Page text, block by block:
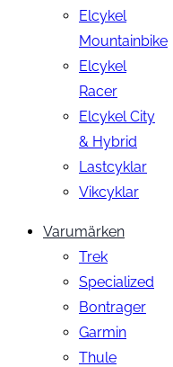
Elcykel
Mountainbike
Elcykel
Racer
Elcykel City
& Hybrid
Lastcyklar
Vikcyklar
Varumärken
Trek
Specialized
Bontrager
Garmin
Thule